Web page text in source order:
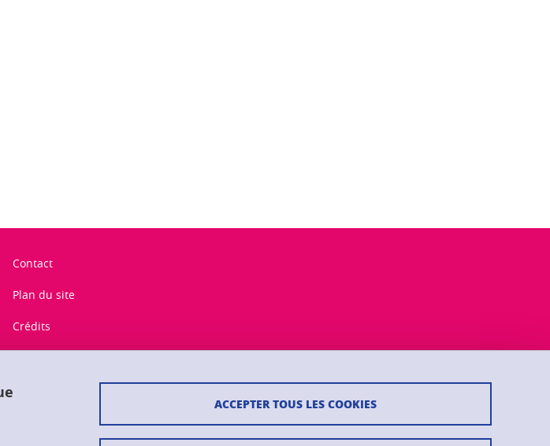
Contact
Plan du site
Crédits
Données personnelles
Gestion des cookies
ACCEPTER TOUS LES COOKIES